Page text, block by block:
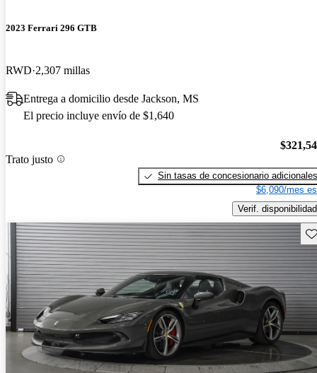
2023 Ferrari 296 GTB
RWD 2,307 millas
Entrega a domicilio desde Jackson, MS
El precio incluye envío de $1,640
Trato justo
Sin tasas de concesionario adicionales
$6,090/mes
Verif. disponibilidad